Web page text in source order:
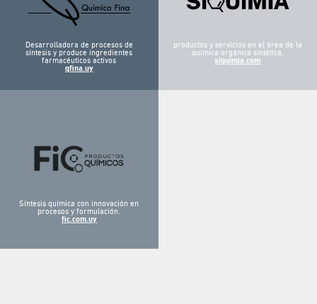
Desarrolladora de procesos de
síntesis y produce ingredientes
farmacéuticos activos
qfina.uy
productos y servicios en el área de la
química orgánica sintética.
siquimia.com
Síntesis química con innovación en
procesos y formulación.
fic.com.uy